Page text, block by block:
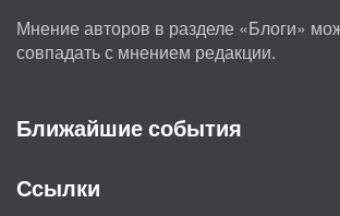
Мнение авторов в разделе «Блоги»
совпадать с мнением редакции.
Ближайшие события
Ссылки